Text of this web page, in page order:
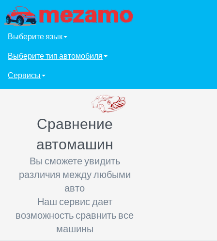
Выберите язык
Выберите тип автомобиля
Сервисы
Сравнение
автомашин
Вы сможете увидить
различия между любыми
авто
Наш сервис дает
возможность сравнить все
машины